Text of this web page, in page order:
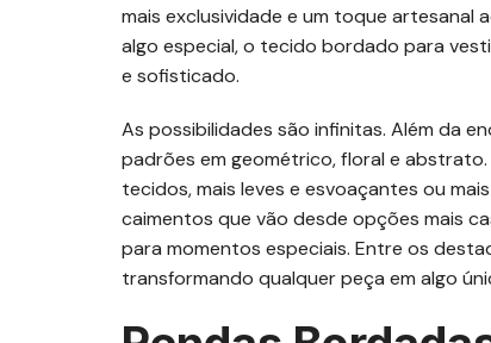
mais exclusividade e um toque artesanal
algo especial, o tecido bordado para
e sofisticado.
As possibilidades são infinitas. Além da
padrões em geométrico, floral e
tecidos, mais leves e esvoaçantes ou
caimentos que vão desde opções mais
para momentos especiais. Entre os
transformando qualquer peça em algo